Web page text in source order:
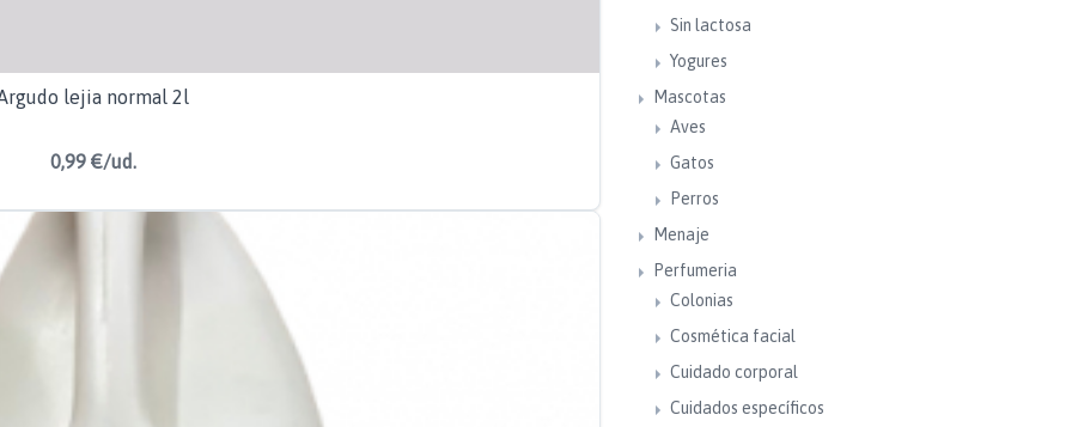
lejia normal 2l
0,99 €/ud.
Sin lactosa
Yogures
Mascotas
Aves
Gatos
Perros
Menaje
Perfumeria
Colonias
Cosmética facial
Cuidado corporal
Cuidados específicos